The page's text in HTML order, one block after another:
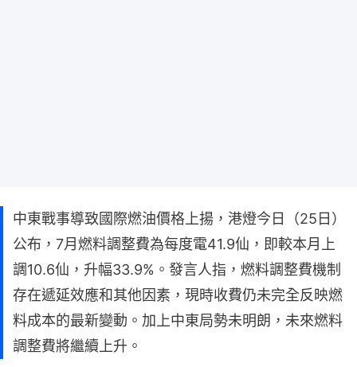
中東戰事導致國際燃油價格上揚，港燈今日（25日）
公布，7月燃料調整費為每度電41.9仙，即較本月上
調10.6仙，升幅33.9%。發言人指，燃料調整費機制
存在遞延效應和其他因素，現時收費仍未完全反映燃
料成本的最新變動。加上中東局勢未明朗，未來燃料
調整費將繼續上升。